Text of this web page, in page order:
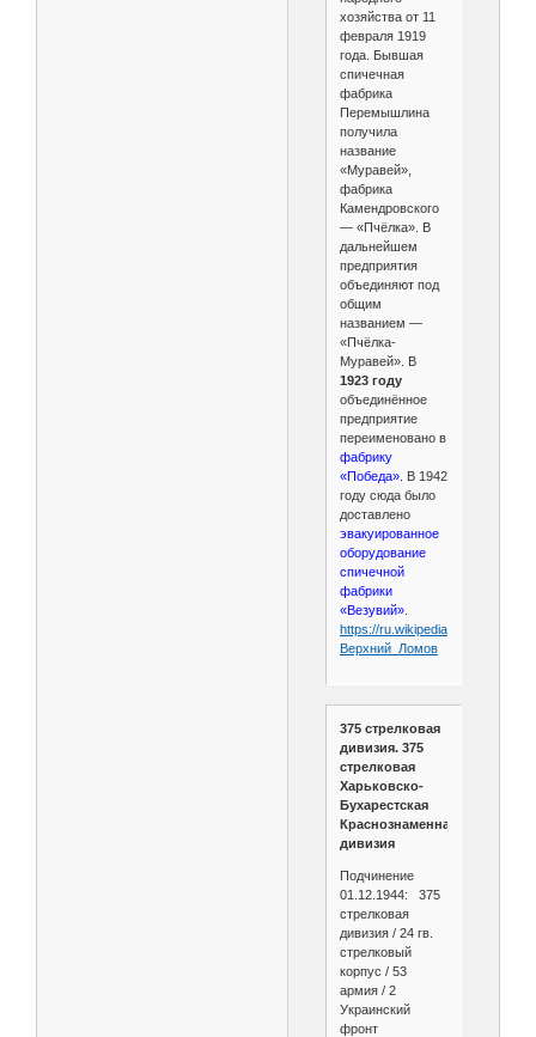
хозяйства от 11
февраля 1919
года. Бывшая
спичечная
фабрика
Перемышлина
получила
название
«Муравей»,
фабрика
Камендровского
— «Пчёлка». В
дальнейшем
предприятия
объединяют под
общим
названием —
«Пчёлка-
Муравей». В
1923 году
объединённое
предприятие
переименовано в
фабрику
«Победа».
В 1942
году сюда было
доставлено
эвакуированное
оборудование
спичечной
фабрики
«Везувий».
https://ru.wikipedia.org/wiki/
Верхний_Ломов
375 стрелковая
дивизия. 375
стрелковая
Харьковско-
Бухарестская
Краснознаменная
дивизия
Подчинение
01.12.1944: 375
стрелковая
дивизия / 24 гв.
стрелковый
корпус / 53
армия / 2
Украинский
фронт